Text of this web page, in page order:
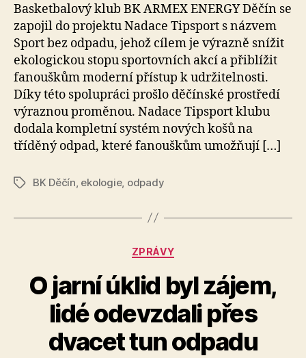
Basketbalový klub BK ARMEX ENERGY Děčín se
zapojil do projektu Nadace Tipsport s názvem
Sport bez odpadu, jehož cílem je výrazně snížit
ekologickou stopu sportovních akcí a přiblížit
fanouškům moderní přístup k udržitelnosti.
Díky této spolupráci prošlo děčínské prostředí
výraznou proměnou. Nadace Tipsport klubu
dodala kompletní systém nových košů na
tříděný odpad, které fanouškům umožňují […]
ŠtítkyBK Děčín ekologie, odpady
Rubriky
ZPRÁVY
O jarní úklid byl zájem,
lidé odevzdali přes
dvacet tun odpadu
A
u
o